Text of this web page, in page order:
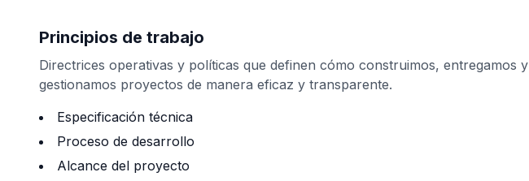
Principios de trabajo
Directrices operativas y políticas que definen cómo construimos, entregamos y
gestionamos proyectos de manera eficaz y transparente.
Especificación técnica
Proceso de desarrollo
Alcance del proyecto